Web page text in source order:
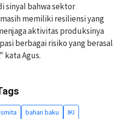
sinyal bahwa sektor
memiliki resiliensi yang
aktivitas produksinya
berbagai risiko yang berasal
Agus.
bahan baku
IKI